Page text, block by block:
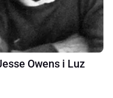
Owens i Luz